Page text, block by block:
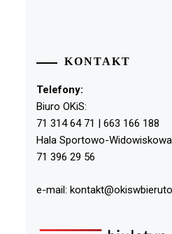
KONTAKT
Telefony:
Biuro OKiS:
71 314 64 71 | 663 166 188
Hala Sportowo-
71 396 29 56
e-mail: